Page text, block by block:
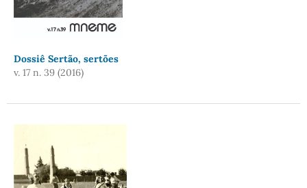
Dossiê Sertão, sertões
v. 17 n. 39 (2016)